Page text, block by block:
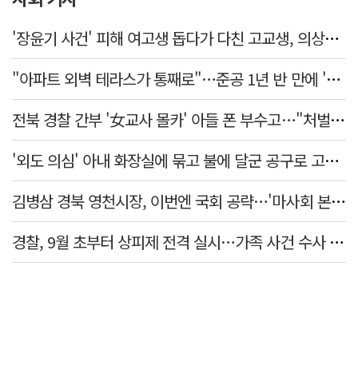
'장윤기 사건' 피해 여고생 돕다가 다친 고교생, 의상자 인정
"아파트 외벽 테라스가 통째로"…준공 1년 반 만에 '아찔 사고'
전북 경찰 간부 '女교사 몰카' 아들 폰 부수고…"처벌 못하는 사안" 내부망에 글
'외도 의심' 아내 화장실에 묶고 불에 달군 공구로 고문…남편 검거
김병삼 경북 영천시장, 이번엔 국회 공략…'마사회 본사 이전·광역교통망 확충' 요청
경찰, 9월 초부터 상피제 전격 실시…가족 사건 수사 못해